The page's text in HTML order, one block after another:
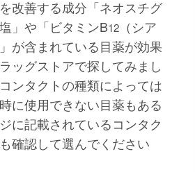
改善する成分「ネオスチグ
」や「ビタミンB12（シア
が含まれている目薬が効果
ッグストアで探してみまし
ンタクトの種類によっては
に使用できない目薬もある
に記載されているコンタク
確認して選んでください